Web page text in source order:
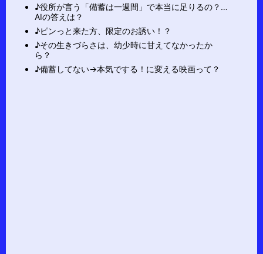
♪役所が言う「備蓄は一週間」で本当に足りるの？…
AIの答えは？
♪ピンっと来た方、限定のお誘い！？
♪その生きづらさは、幼少時に甘えてなかったか
ら？
♪備蓄してない→本気でする！に変える映画って？